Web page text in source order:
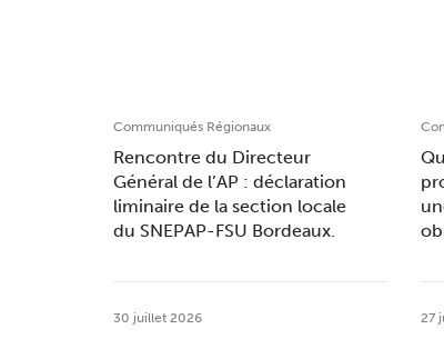
Communiqués Régionaux
Rencontre du Directeur
Général de l’AP : déclaration
liminaire de la section locale
du SNEPAP-FSU Bordeaux.
30 juillet 2026 27